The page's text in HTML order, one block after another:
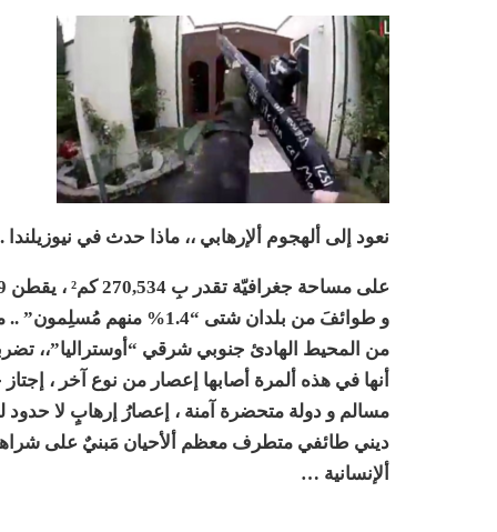
نعود إلى ألهجوم ألإرهابي ،، ماذا حدث في نيوزيلندا
و طوائفَ من بلدان شتى
من المحيط الهادئ جنوبي شرقي “أوستراليا”،،
أنها في هذه ألمرة أصابها إعصار من نوع آخر ،
مسالم و دولة متحضرة آمنة ، إعصارُ إرهابٍ لا
ديني طائفي متطرف معظم ألأحيان مَبنيٌ على
ألإنسانية …